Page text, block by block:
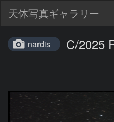
天体写真ギャラリー
nardis C/2025